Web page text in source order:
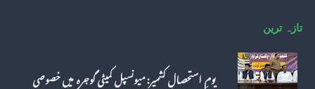
تازہ ترین
یومِ استحصالِ کشمیر: میونسپل کمیٹی گوجرہ میں خصوصی